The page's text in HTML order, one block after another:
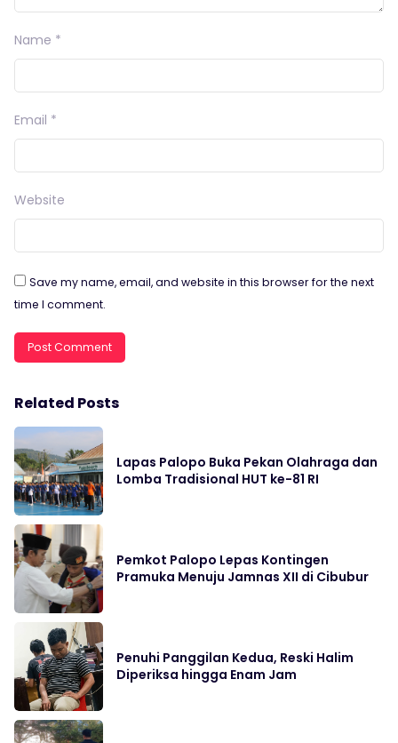
Name *
Email *
Website
Save my name, email, and website in this browser for the next
time I comment.
Related Posts
Lapas Palopo Buka Pekan Olahraga dan
Lomba Tradisional HUT ke-81 RI
Pemkot Palopo Lepas Kontingen
Pramuka Menuju Jamnas XII di Cibubur
Penuhi Panggilan Kedua, Reski Halim
Diperiksa hingga Enam Jam